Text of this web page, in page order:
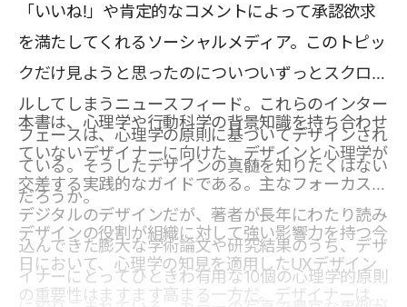
「いいね!」や肯定的なコメントによって承認欲求
を満たしてくれるソーシャルメディア。このトピッ
クだけ見ようと思ったのについついずっとスクロー
ルしてしまうニュースフィード。これらのインター
フェースは、心理学の原則に基づいてデザインされ
ている。そうしたデザインの真髄を知りたくはない
だろうか。
本書は、心理学や行動科学の背景知識を持ち合わせ
ていないデザイナーに向けた、デザインと心理学が
交差する実践的なガイドである。主なフォーカスは
デジタルのデザインだが、著者が長年にわたり読み
込んできた膨大な学術論文や研究結果のうち、デザ
イナーにとってひときわ有用な10個の心理学的原則
デザインの役割が組織に対して強い影響力を持つ今
日において、心理学の知見を適用したUXデザイン
の重要性はますます高まる一方だ。デザイナーはコ